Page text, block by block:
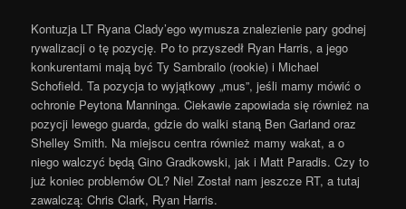
Kontuzja LT Ryana Clady’ego wymusza znalezienie pary godnej
rywalizacji o tę pozycję. Po to przyszedł Ryan Harris, a jego
konkurentami mają być Ty Sambrailo (rookie) i Michael
Schofield. Ta pozycja to wyjątkowy „mus”, jeśli mamy mówić o
ochronie Peytona Manninga. Ciekawie zapowiada się również na
pozycji lewego guarda, gdzie do walki staną Ben Garland oraz
Shelley Smith. Na miejscu centra również mamy wakat, a o
niego walczyć będą Gino Gradkowski, jak i Matt Paradis. Czy to
już koniec problemów OL? Nie! Został nam jeszcze RT, a tutaj
zawalczą: Chris Clark, Ryan Harris.